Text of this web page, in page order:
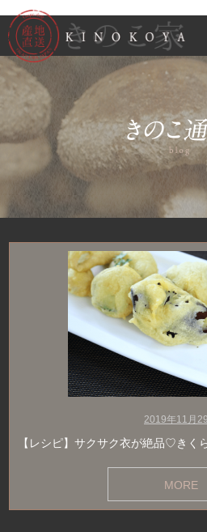
2019年11月
【レシピ】サクサク衣が絶品♡きく
MORE